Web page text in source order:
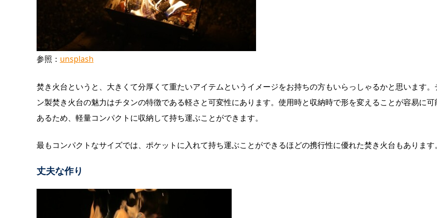
参照： unsplash
焚き火台というと、大きくて分厚くて重たいアイテムというイメージをお持ちの方もいらっしゃるかと思います。
ン製焚き火台の魅力はチタンの特徴である軽さと可変性にあります。使用時と収納時で形を変えることが容易に可
あるため、軽量コンパクトに収納して持ち運ぶことができます。
最もコンパクトなサイズでは、ポケットに入れて持ち運ぶことができるほどの携行性に優れた焚き火台もあります。
丈夫な作り